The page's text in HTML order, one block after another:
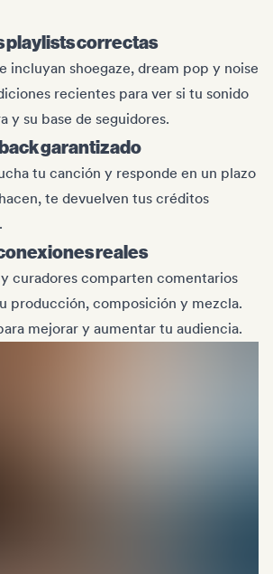
playlists correctas
incluyan shoegaze, dream pop y noise
recientes para ver si tu sonido
y su base de seguidores.
garantizado
tu canción y responde en un plazo
te devuelven tus créditos
reales
curadores comparten comentarios
producción, composición y mezcla.
mejorar y aumentar tu audiencia.